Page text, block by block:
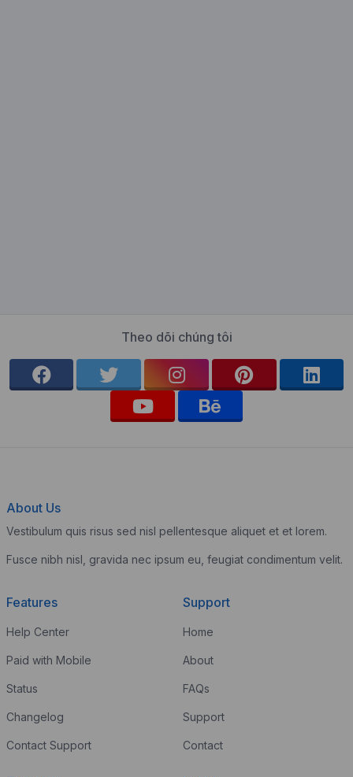
Theo dõi chúng tôi
About Us
Vestibulum quis risus sed nisl pellentesque aliquet et et lorem.
Fusce nibh nisl, gravida nec ipsum eu, feugiat condimentum velit.
Features
Help Center
Paid with Mobile
Status
Changelog
Contact Support
Support
Home
About
FAQs
Support
Contact